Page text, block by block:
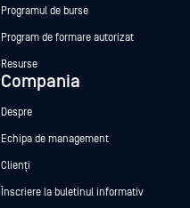
Programul de burse
Program de formare autorizat
Resurse
Compania
Despre
Echipa de management
Clienți
Înscriere la buletinul informativ